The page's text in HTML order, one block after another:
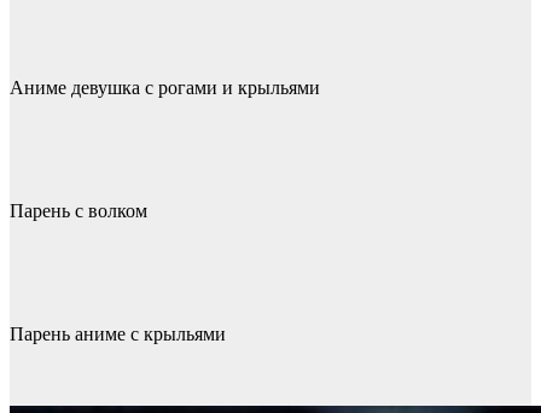
Аниме девушка с рогами и крыльями
Парень с волком
Парень аниме с крыльями